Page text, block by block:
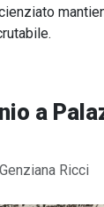
a
Genziana Ricci